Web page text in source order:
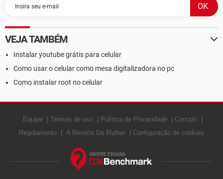
VEJA TAMBÉM
Instalar youtube grátis para celular
Como usar o celular como mesa digitalizadora no pc
Como instalar root no celular
Equipe Termos de uso Política de Privacidade
Contato
Regulamento
A Revista Da Mulher Configuração de cookies